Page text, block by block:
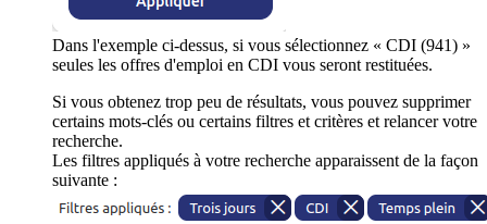
Dans l'exemple ci-dessus, si vous sélectionnez « CDI (941) »
seules les offres d'emploi en CDI vous seront restituées.
Si vous obtenez trop peu de résultats, vous pouvez supprimer
certains mots-clés ou certains filtres et critères et relancer votre
recherche.
Les filtres appliqués à votre recherche apparaissent de la façon
suivante :